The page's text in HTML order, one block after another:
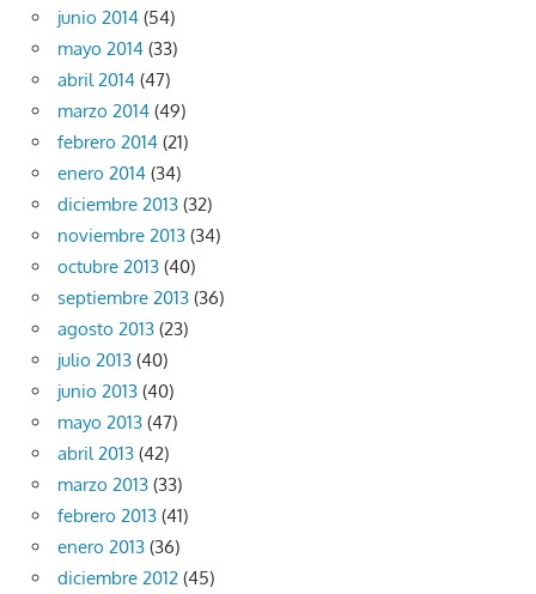
junio 2014 (54)
mayo 2014 (33)
abril 2014 (47)
marzo 2014 (49)
febrero 2014 (21)
enero 2014 (34)
diciembre 2013 (32)
noviembre 2013 (34)
octubre 2013 (40)
septiembre 2013 (36)
agosto 2013 (23)
julio 2013 (40)
junio 2013 (40)
mayo 2013 (47)
abril 2013 (42)
marzo 2013 (33)
febrero 2013 (41)
enero 2013 (36)
diciembre 2012 (45)